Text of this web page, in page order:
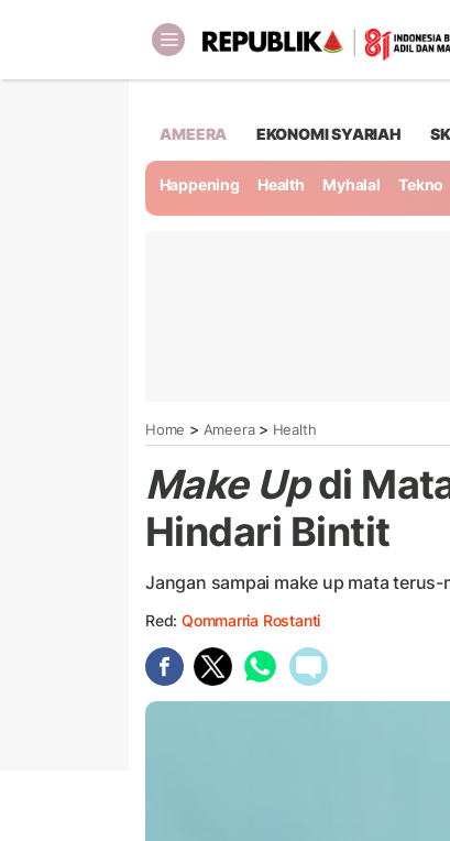
AMEERA EKONOMI SYARIAH
Happening Health Myhalal Tekno
Home > Ameera> Health
Make Updi
Hindari Bintit
Jangan sampai make up mata
Red: Qommarria Rostanti